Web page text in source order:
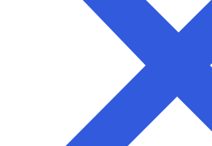
Profesjonelle tjenester